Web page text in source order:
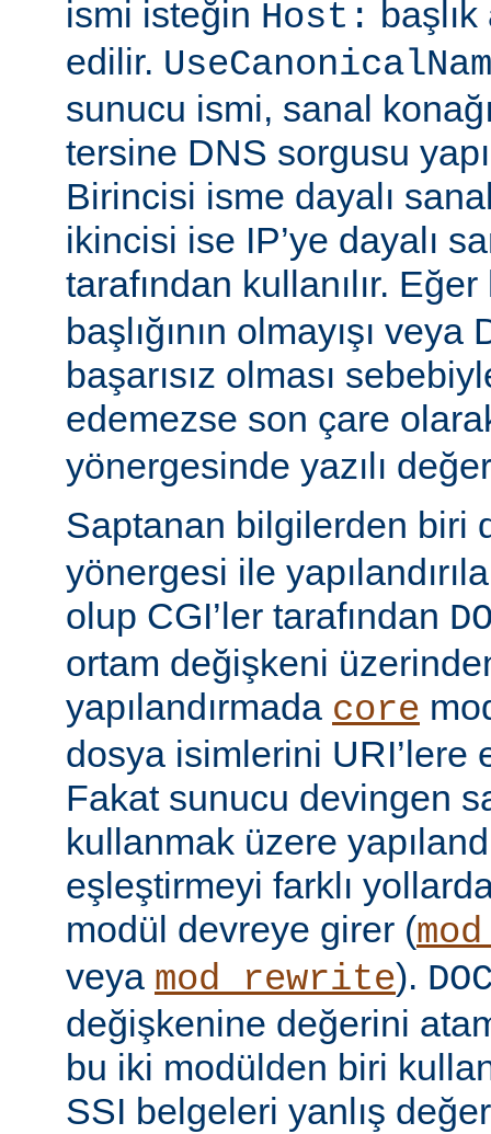
ismi isteğin Host:
edilir.
sunucu ismi, sanal
tersine DNS sorgusu
Birincisi isme dayalı
ikincisi ise IP’ye dayalı
tarafından kullanılır.
başlığının olmayışı
başarısız olması
edemezse son çare
yönergesinde yazılı
Saptanan bilgilerden biri
yönergesi ile
olup CGI’ler tarafından
ortam değişkeni
yapılandırmada core
dosya isimlerini URI’lere
Fakat sunucu devingen
kullanmak üzere
eşleştirmeyi farklı
modül devreye girer (
veya mod_rewrite).
değişkenine değerini
bu iki modülden biri
SSI belgeleri yanlış